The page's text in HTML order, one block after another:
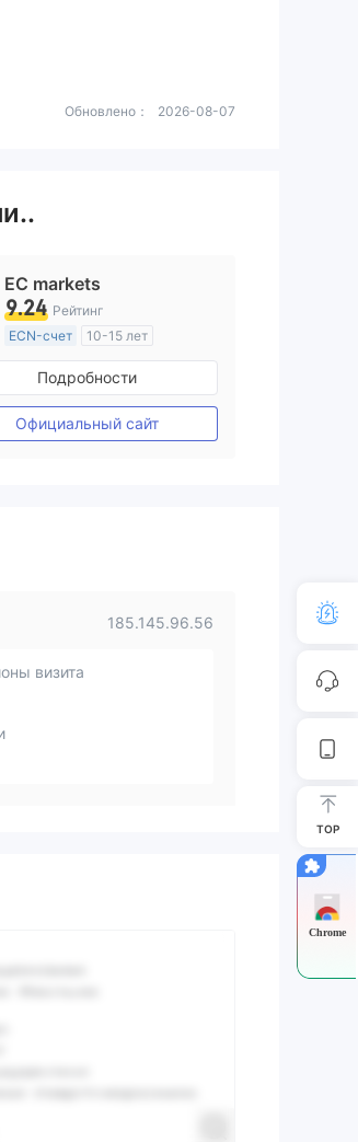
Обновлено： 2026-08-07
EC markets
9.24 Рейтинг
ECN-счет
10-15 лет
Регулирование в Австралия
Маркет-Мейкинг (MM)
Основной стандарт MT4
Подробности
Официальный сайт
185.145.96.56
визита
TOP
Chrome